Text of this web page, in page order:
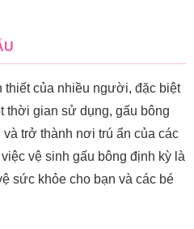
của nhiều người, đặc biệt
thời gian sử dụng, gấu bông
trở thành nơi trú ẩn của các
vệ sinh gấu bông định kỳ là
sức khỏe cho bạn và các bé